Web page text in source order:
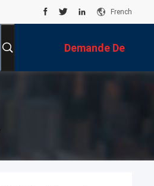
French
Demande De
Soumission